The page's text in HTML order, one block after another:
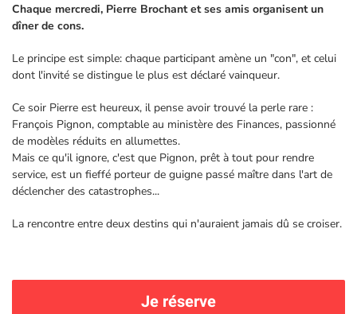
Chaque mercredi, Pierre Brochant et ses amis organisent un
dîner de cons.
Le principe est simple: chaque participant amène un "con", et celui
dont l'invité se distingue le plus est déclaré vainqueur.
Ce soir Pierre est heureux, il pense avoir trouvé la perle rare :
François Pignon, comptable au ministère des Finances, passionné
de modèles réduits en allumettes.
Mais ce qu'il ignore, c'est que Pignon, prêt à tout pour rendre
service, est un fieffé porteur de guigne passé maître dans l'art de
déclencher des catastrophes...
La rencontre entre deux destins qui n'auraient jamais dû se croiser.
Je réserve